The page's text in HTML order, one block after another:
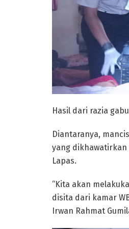
Hasil dari razia
Diantaranya,
yang
Lapas.
“Kita akan
disita dari kamar
Irwan Rahmat